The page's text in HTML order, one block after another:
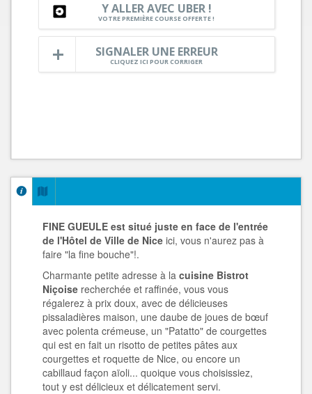
Y ALLER AVEC UBER !
VOTRE PREMIÈRE COURSE OFFERTE !
SIGNALER UNE ERREUR
CLIQUEZ ICI POUR CORRIGER
FINE GUEULE est situé juste en face de l'entrée
de l'Hôtel de Ville de Nice ici, vous n'aurez pas à
faire "la fine bouche"!.
Charmante petite adresse à la cuisine Bistrot
Niçoise recherchée et raffinée, vous vous
régalerez à prix doux, avec de délicieuses
pissaladières maison, une daube de joues de bœuf
avec polenta crémeuse, un "Patatto" de courgettes
qui est en fait un risotto de petites pâtes aux
courgettes et roquette de Nice, ou encore un
cabillaud façon aïoli... quoique vous choisissiez,
tout y est délicieux et délicatement servi.